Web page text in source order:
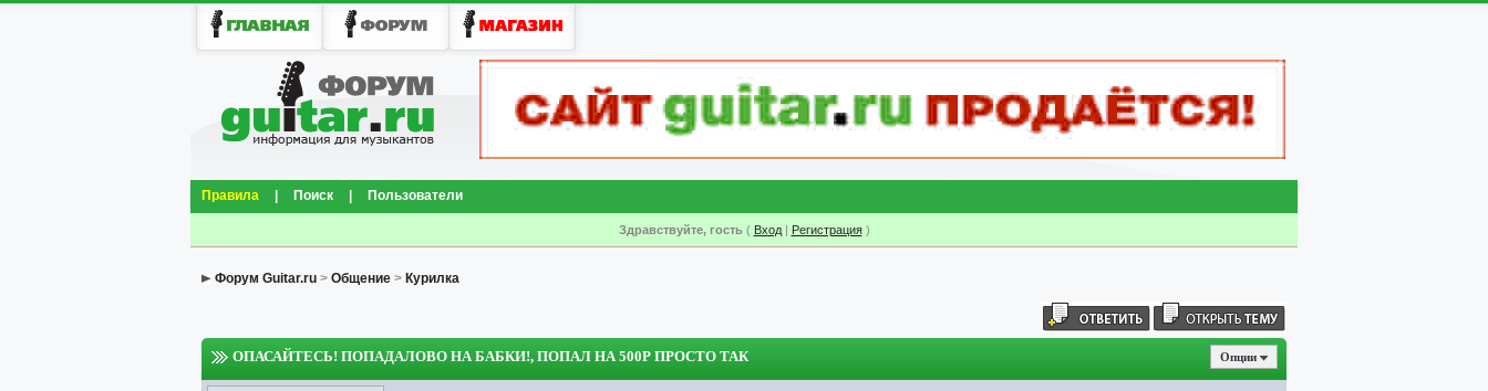
Правила Поиск Пользователи
Здравствуйте, гость( Вход| Регистрация)
Форум Guitar.ru > Общение > Курилка
ОПАСАЙТЕСЬ! ПОПАДАЛОВО НА БАБКИ!, ПОПАЛ НА 500Р ПРОСТО ТАК Опции